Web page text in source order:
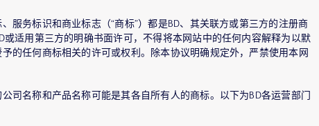
服务标识和商业标志（“商标”）都是BD、其关联方或第三方的注册商
或适用第三方的明确书面许可，不得将本网站中的任何内容解释为以默
的任何商标相关的许可或权利。除本协议明确规定外，严禁使用本网
司名称和产品名称可能是其各自所有人的商标。以下为BD各运营部门